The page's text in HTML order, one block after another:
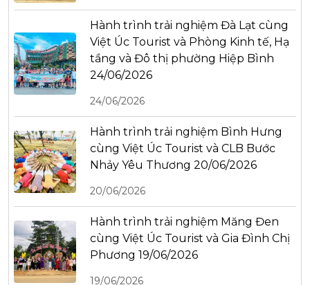
Hành trình trải nghiệm Đà Lạt cùng
Việt Úc Tourist và Phòng Kinh tế, Hạ
tầng và Đô thị phường Hiệp Bình
24/06/2026
24/06/2026
Hành trình trải nghiệm Bình Hưng
cùng Việt Úc Tourist và CLB Bước
Nhảy Yêu Thương 20/06/2026
20/06/2026
Hành trình trải nghiệm Măng Đen
cùng Việt Úc Tourist và Gia Đình Chị
Phương 19/06/2026
19/06/2026